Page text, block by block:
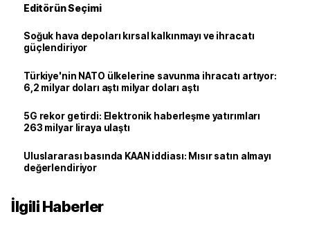
Editörün Seçimi
Soğuk hava depoları kırsal kalkınmayı ve ihracatı
güçlendiriyor
Türkiye'nin NATO ülkelerine savunma ihracatı artıyor:
6,2 milyar doları aştı milyar doları aştı
5G rekor getirdi: Elektronik haberleşme yatırımları
263 milyar liraya ulaştı
Uluslararası basında KAAN iddiası: Mısır satın almayı
değerlendiriyor
İlgili Haberler